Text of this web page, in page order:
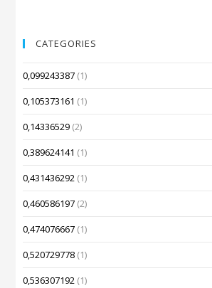
CATEGORIES
0,099243387 (1)
0,105373161 (1)
0,14336529 (2)
0,389624141 (1)
0,431436292 (1)
0,460586197 (2)
0,474076667 (1)
0,520729778 (1)
0,536307192 (1)